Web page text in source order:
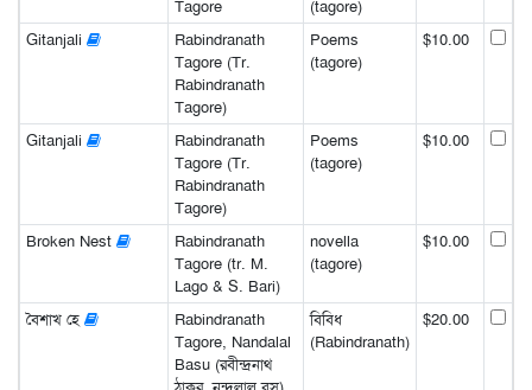
Tagore
(tagore)
Gitanjali
Rabindranath
Tagore (Tr.
Rabindranath
Tagore)
Poems
(tagore)
$10.00
Gitanjali
Rabindranath
Tagore (Tr.
Rabindranath
Tagore)
Poems
(tagore)
$10.00
Broken Nest
Rabindranath
Tagore (tr. M.
Lago & S. Bari)
novella
(tagore)
$10.00
বৈশাখ হে
Rabindranath
Tagore, Nandalal
Basu (রবীন্দ্রনাথ
বিবিধ
(Rabindranath)
$20.00